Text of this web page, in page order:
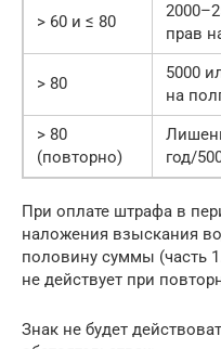
> 60 и ≤ 80
прав
> 80
5000
на
> 80
(повторно)
год/
При оплате штрафа в
наложения взыскания
половину суммы (часть
не действует при
Знак не будет